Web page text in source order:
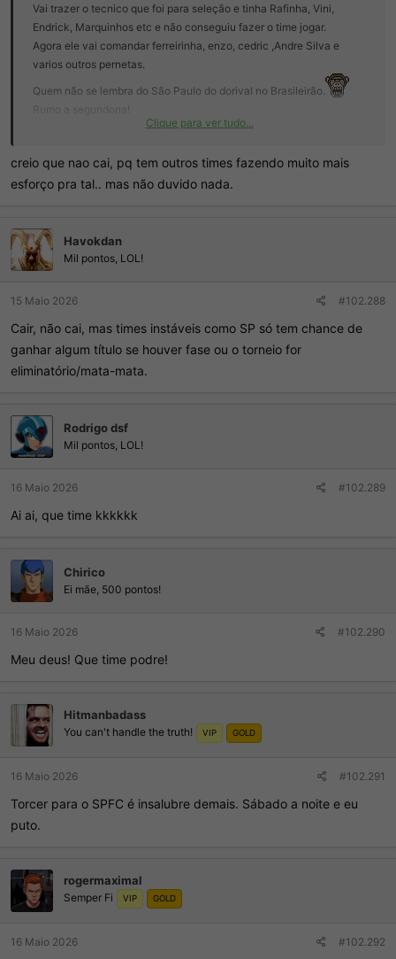
Vai trazer o tecnico que foi para seleção e tinha Rafinha, Vini,
Endrick, Marquinhos etc e não conseguiu fazer o time jogar.
Agora ele vai comandar ferreirinha, enzo, cedric ,Andre Silva e
varios outros pernetas.
Quem não se lembra do São Paulo do dorival no Brasileirão.
Só vai sobrar Flamengo que nunca caiu no brasileirão
Clique para ver tudo...
creio que nao cai, pq tem outros times fazendo muito mais
esforço pra tal.. mas não duvido nada.
Havokdan
Mil pontos, LOL!
15 Maio 2026 #102.288
Cair, não cai, mas times instáveis como SP só tem chance de
ganhar algum título se houver fase ou o torneio for
eliminatório/mata-mata.
Rodrigo dsf
Mil pontos, LOL!
16 Maio 2026 #102.289
Ai ai, que time kkkkkk
Chirico
Ei mãe, 500 pontos!
16 Maio 2026 #102.290
Meu deus! Que time podre!
Hitmanbadass
You can't handle the truth! VIP GOLD
16 Maio 2026 #102.291
Torcer para o SPFC é insalubre demais. Sábado a noite e eu
puto.
rogermaximal
Semper Fi VIP GOLD
16 Maio 2026 #102.292